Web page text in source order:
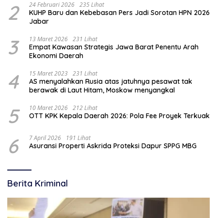
2 24 Februari 2026 235 Lihat
KUHP Baru dan Kebebasan Pers Jadi Sorotan HPN 2026
Jabar
3 13 Maret 2026 231 Lihat
Empat Kawasan Strategis Jawa Barat Penentu Arah
Ekonomi Daerah
4 15 Maret 2023 231 Lihat
AS menyalahkan Rusia atas jatuhnya pesawat tak
berawak di Laut Hitam, Moskow menyangkal
5 10 Maret 2026 212 Lihat
OTT KPK Kepala Daerah 2026: Pola Fee Proyek Terkuak
6 7 April 2026 191 Lihat
Asuransi Properti Askrida Proteksi Dapur SPPG MBG
Berita Kriminal